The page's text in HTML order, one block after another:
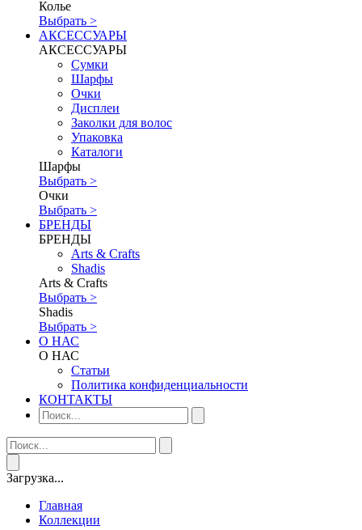
Колье
Выбрать >
АКСЕССУАРЫ
АКСЕССУАРЫ
Сумки
Шарфы
Очки
Дисплеи
Заколки для волос
Упаковка
Каталоги
Шарфы
Выбрать >
Очки
Выбрать >
БРЕНДЫ
БРЕНДЫ
Аrts & Сrafts
Shadis
Аrts & Сrafts
Выбрать >
Shadis
Выбрать >
О НАС
О НАС
Статьи
Политика конфиденциальности
КОНТАКТЫ
Загрузка...
Главная
Коллекции